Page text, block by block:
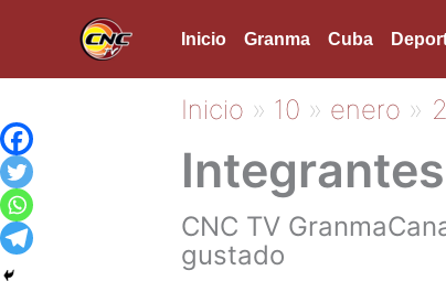
Inicio Granma Cuba
Inicio 10 enero
CNC TV
gustado